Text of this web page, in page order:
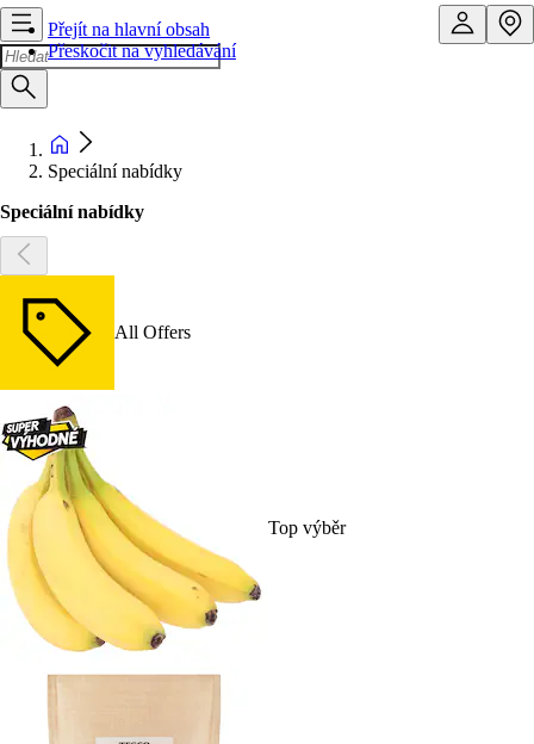
Přejít na hlavní obsah
Přeskočit na vyhledávání
Speciální nabídky
Speciální nabídky
All Offers
Top výběr